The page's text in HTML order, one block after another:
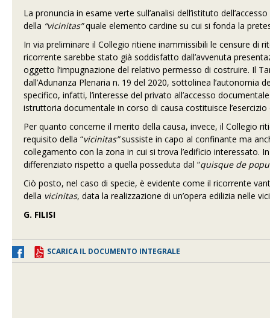
La pronuncia in esame verte sull’analisi dell’istituto
della “vicinitas”quale elemento cardine su cui si fonda la
In via preliminare il Collegio ritiene inammissibili le censure di
ricorrente sarebbe stato già soddisfatto dall’avvenuta
oggetto l’impugnazione del relativo permesso di costruire. Il
dall’Adunanza Plenaria n. 19 del 2020, sottolinea
specifico, infatti, l’interesse del privato all’accesso
istruttoria documentale in corso di causa costituisce
Per quanto concerne il merito della causa, invece, il Collegio
requisito della “vicinitas”sussiste in capo al confinante ma
collegamento con la zona in cui si trova l’edificio interessato.
differenziato rispetto a quella posseduta dal “quisque de
Ciò posto, nel caso di specie, è evidente come il ricorrente
della vicinitas, data la realizzazione di un’opera edilizia nelle
G. FILISI
SCARICA IL DOCUMENTO INTEGRALE